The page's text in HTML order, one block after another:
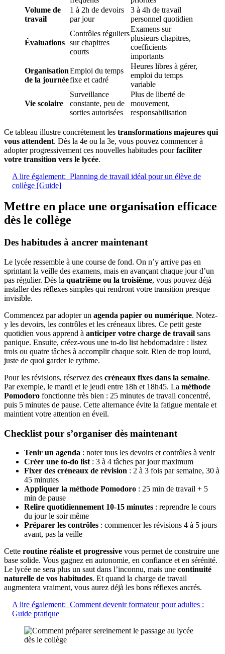
Volume de
travail
1 à 2h de devoirs
par jour
3 à 4h de travail
personnel quotidien
Évaluations
Contrôles réguliers
sur chapitres
courts
Examens sur
plusieurs chapitres,
coefficients
importants
Organisation
de la journée
Emploi du temps
fixe et cadré
Heures libres à gérer,
emploi du temps
variable
Vie scolaire
Surveillance
constante, peu de
sorties autorisées
Plus de liberté de
mouvement,
responsabilisation
Ce tableau illustre concrètement les transformations majeures qui
vous attendent. Dès la 4e ou la 3e, vous pouvez commencer à
adopter progressivement ces nouvelles habitudes pourfaciliter
votre transition vers le lycée.
A lire également: Planning de travail idéal pour un élève de
collège [Guide]
Mettre en place une organisation efficace
dès le collège
Des habitudes à ancrer maintenant
Le lycée ressemble à une course de fond. On n’y arrive pas en
sprintant la veille des examens, mais en avançant chaque jour d’un
pas régulier. Dès la quatrième ou la troisième, vous pouvez déjà
installer des réflexes simples qui rendront votre transition presque
invisible.
Commencez par adopter un agenda papier ou numérique. Notez-
y les devoirs, les contrôles et les créneaux libres. Ce petit geste
quotidien vous apprend à anticiper votre charge de travail sans
panique. Ensuite, créez-vous une to-do list hebdomadaire : listez
trois ou quatre tâches à accomplir chaque soir. Rien de trop lourd,
juste de quoi garder le rythme.
Pour les révisions, réservez des créneaux fixes dans la semaine.
Par exemple, le mardi et le jeudi entre 18h et 18h45. La méthode
Pomodoro fonctionne très bien : 25 minutes de travail concentré,
puis 5 minutes de pause. Cette alternance évite la fatigue mentale et
maintient votre attention en éveil.
Checklist pour s’organiser dès maintenant
Tenir un agenda : noter tous les devoirs et contrôles à venir
Créer une to-do list: 3 à 4 tâches par jour maximum
Fixer des créneaux de révision : 2 à 3 fois par semaine, 30 à
45 minutes
Appliquer la méthode Pomodoro : 25 min de travail + 5
min de pause
Relire quotidiennement 10-15 minutes : reprendre le cours
du jour le soir même
Préparer les contrôles : commencer les révisions 4 à 5 jours
avant, pas la veille
Cette routine réaliste et progressive vous permet de construire une
base solide. Vous gagnez en autonomie, en confiance et en sérénité.
Le lycée ne sera plus un saut dans l’inconnu, mais une continuité
naturelle de vos habitudes. Et quand la charge de travail
augmentera vraiment, vous aurez déjà les bons réflexes ancrés.
A lire également: Comment devenir formateur pour adultes :
Guide pratique